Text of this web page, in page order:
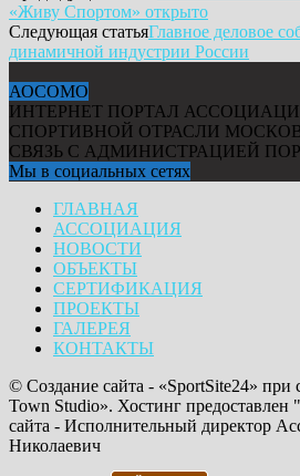
«Живу Спортом» открыто
Следующая статьяГлавное деловое
динамичной индустрии России
АОСОМО
ИНТЕРНЕТ ПОРТАЛ
СПОРТИВНОЙ ОТРАСЛИ
СВЯЗЬ С АДМИНИСТРАЦИЕЙ
Мы в социальных сетях
ГЛАВНАЯ
АССОЦИАЦИЯ
НОВОСТИ
ОБЪЕКТЫ
СЕРТИФИКАЦИЯ
ПРОЕКТЫ
ГАЛЕРЕЯ
КОНТАКТЫ
© Создание сайта - «SportSite24» при
Town Studio». Хостинг предоставлен
сайта - Исполнительный директор
Николаевич